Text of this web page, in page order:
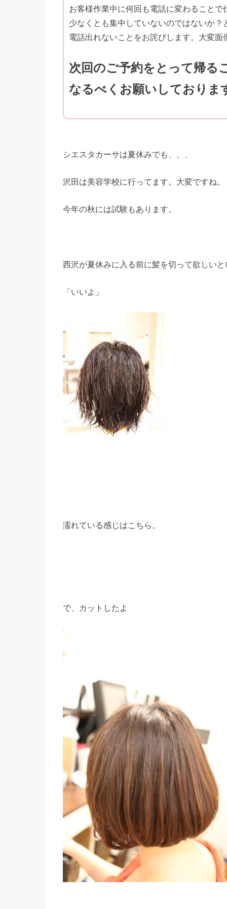
お客様作業中に何回も電話に変わること
少なくとも集中していないのではないか
電話出れないことをお詫びします。大変面
次回のご予約をとって帰る
なるべくお願いしておりま
シエスタカーサは夏休みでも、、、
沢田は美容学校に行ってます。大変ですね。
今年の秋には試験もあります。
西沢が夏休みに入る前に髪を切って欲しい
「いいよ」
濡れている感じはこちら。
で、カットしたよ